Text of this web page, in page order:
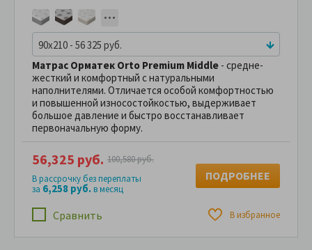
90x210 - 56 325 руб.
Матрас Орматек Orto Premium Middle - средне-
жесткий и комфортный с натуральными
наполнителями. Отличается особой комфортностью
и повышенной износостойкостью, выдерживает
большое давление и быстро восстанавливает
первоначальную форму.
Сравнить В избранное
56,325 руб. 100,580 руб.
В рассрочку без переплаты
за 6,258 руб.в месяц
ПОДРОБНЕЕ